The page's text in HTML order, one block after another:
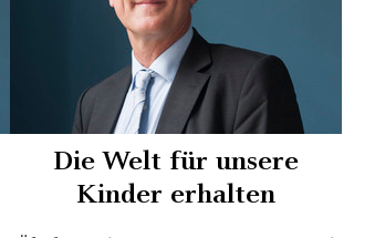
Die Welt für unsere
Kinder erhalten